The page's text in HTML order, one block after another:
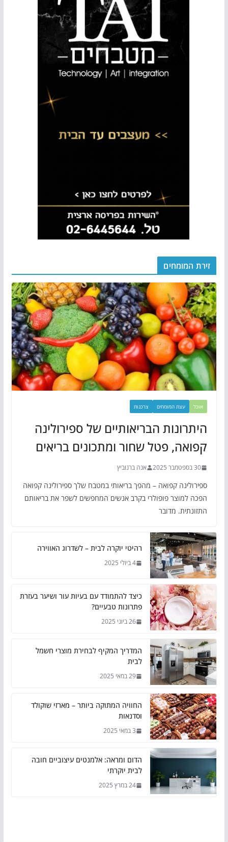
זירת המומחים
אוכל עצת המומחים צרכנות
היתרונות הבריאותיים של ספירולינה
קפואה, פטל שחור ומתכונים בריאים
30 בספטמבר 2025 אנה ברנוביץ
ספירולינה קפואה – מהפך בריאותי במטבח שלך ספירולינה קפואה
הפכה למוצר פופולרי בקרב אנשים המחפשים לשפר את בריאותם
התזונתית. מדובר
רהיטי יוקרה לבית – לשדרוג האווירה
4 ביולי 2025
כיצד להתמודד עם בעיות עור ושיער בעזרת
פתרונות טבעיים?
26 ביוני 2025
המדריך המקיף לבחירת מוצרי חשמל
לבית
29 במאי 2025
החוויה המתוקה ביותר – מארזי שוקולד
וסדנאות
3 במאי 2025
הדום ומראה: אלמנטים עיצוביים חובה
לבית יוקרתי
24 במרץ 2025